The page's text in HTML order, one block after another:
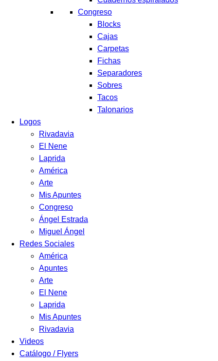
Congreso
Blocks
Cajas
Carpetas
Fichas
Separadores
Sobres
Tacos
Talonarios
Logos
Rivadavia
El Nene
Laprida
América
Arte
Mis Apuntes
Congreso
Ángel Estrada
Miguel Ángel
Redes Sociales
América
Apuntes
Arte
El Nene
Laprida
Mis Apuntes
Rivadavia
Videos
Catálogo / Flyers